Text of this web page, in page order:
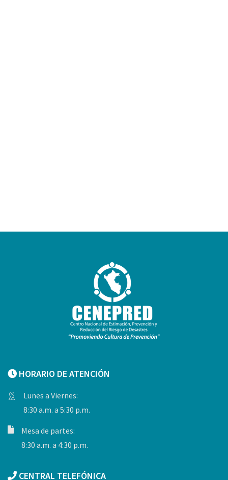
HORARIO DE ATENCIÓN
Lunes a Viernes:
8:30 a.m. a 5:30 p.m.
Mesa de partes:
8:30 a.m. a 4:30 p.m.
CENTRAL TELEFÓNICA